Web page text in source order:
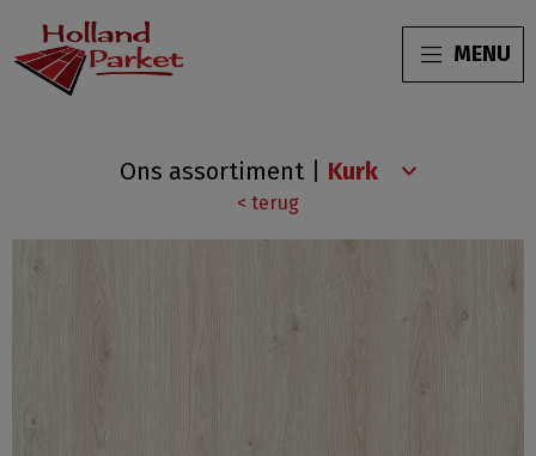
MENU
Ons assortiment
< terug